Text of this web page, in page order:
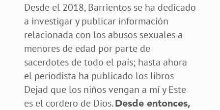
Desde el 2018, Barrientos se ha dedicado
a investigar y publicar información
relacionada con los abusos sexuales a
menores de edad por parte de
sacerdotes de todo el país; hasta ahora
el periodista ha publicado los libros
Dejad que los niños vengan a mí y Este
es el cordero de Dios. Desde entonces,